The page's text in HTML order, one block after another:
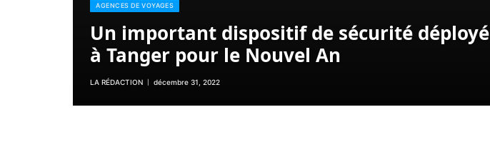
AGENCES DE VOYAGES
Un important dispositif de sécurité déployé
à Tanger pour le Nouvel An
LA RÉDACTION décembre 31, 2022